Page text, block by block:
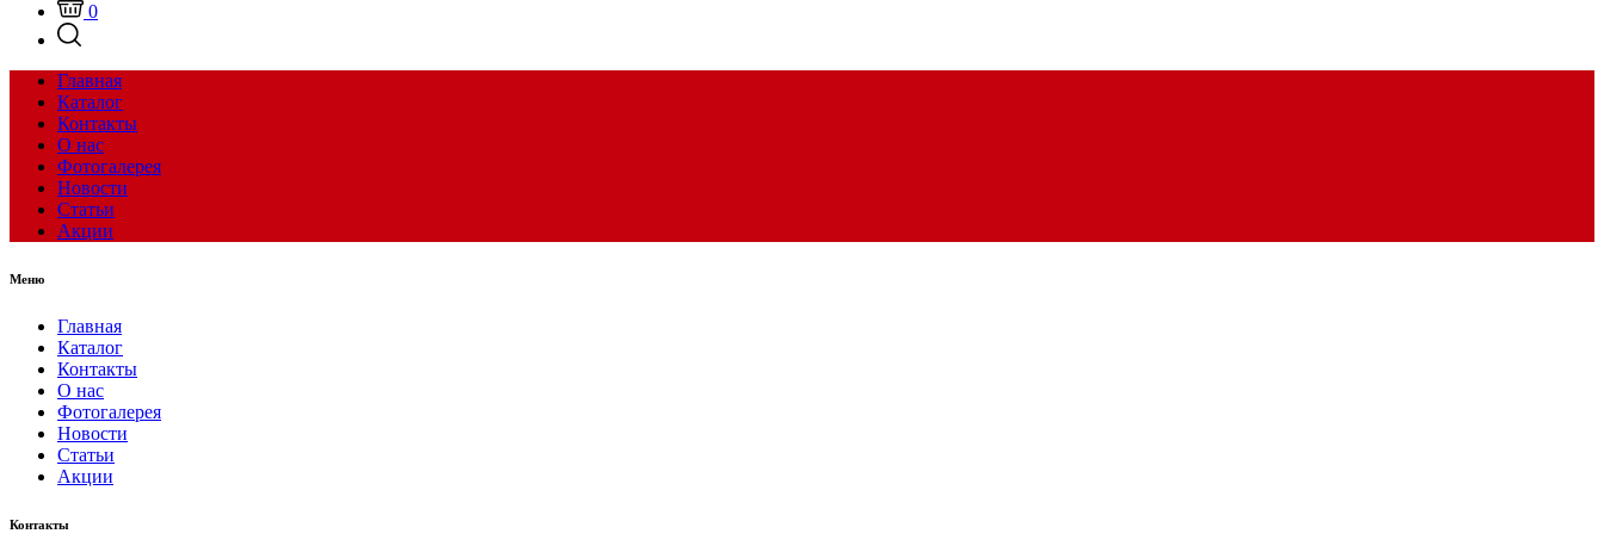
0
Главная
Каталог
Контакты
О нас
Фотогалерея
Новости
Статьи
Акции
Меню
Главная
Каталог
Контакты
О нас
Фотогалерея
Новости
Статьи
Акции
Контакты